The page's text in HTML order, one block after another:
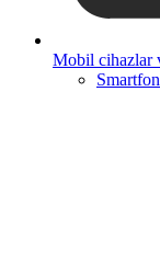
Mobil cihazlar